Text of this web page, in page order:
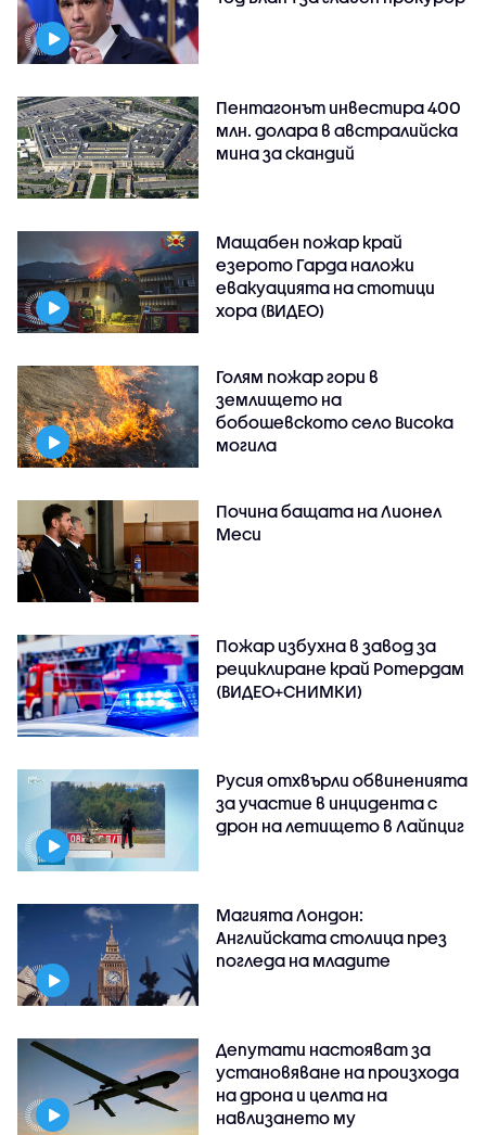
Пентагонът инвестира 400
млн. долара в австралийска
мина за скандий
Мащабен пожар край
езерото Гарда наложи
евакуацията на стотици
хора (ВИДЕО)
Голям пожар гори в
землището на
бобошевското село Висока
могила
Почина бащата на Лионел
Меси
Пожар избухна в завод за
рециклиране край Ротердам
(ВИДЕО+СНИМКИ)
Русия отхвърли обвиненията
за участие в инцидента с
дрон на летището в Лайпциг
Магията Лондон:
Английската столица през
погледа на младите
Депутати настояват за
установяване на произхода
на дрона и целта на
навлизането му